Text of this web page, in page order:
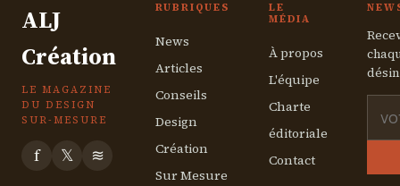
ALJ
Création
LE MAGAZINE
DU DESIGN
SUR-MESURE
f 𝕏 ≋
RUBRIQUES
News
Articles
Conseils
Design
Création
Sur Mesure
LE
MÉDIA
À propos
L'équipe
Charte
éditoriale
Contact